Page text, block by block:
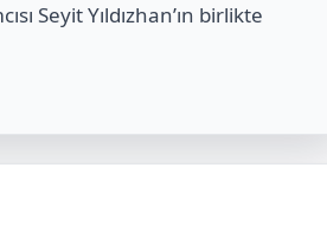
Seyit Yıldızhan’ın birlikte